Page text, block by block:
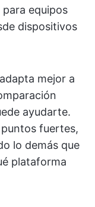
equipos
dispositivos
mejor a
ayudarte.
fuertes,
lo demás que
plataforma